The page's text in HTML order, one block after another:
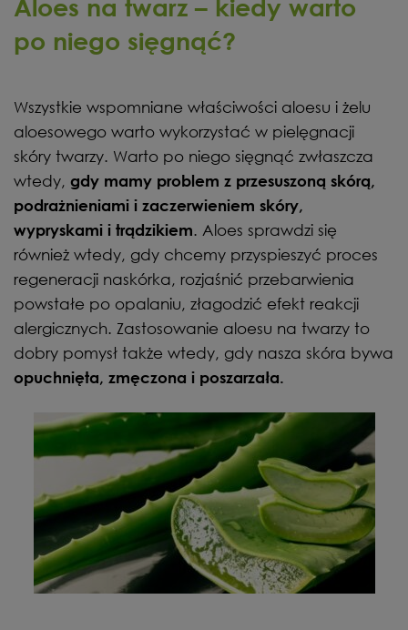
Aloes na twarz – kiedy warto
po niego sięgnąć?
Wszystkie wspomniane właściwości aloesu i żelu
aloesowego warto wykorzystać w pielęgnacji
skóry twarzy. Warto po niego sięgnąć zwłaszcza
wtedy, gdy mamy problem z przesuszoną skórą,
podrażnieniami i zaczerwieniem skóry,
wypryskami i trądzikiem. Aloes sprawdzi się
również wtedy, gdy chcemy przyspieszyć proces
regeneracji naskórka, rozjaśnić przebarwienia
powstałe po opalaniu, złagodzić efekt reakcji
alergicznych. Zastosowanie aloesu na twarzy to
dobry pomysł także wtedy, gdy nasza skóra bywa
opuchnięta, zmęczona i poszarzała.